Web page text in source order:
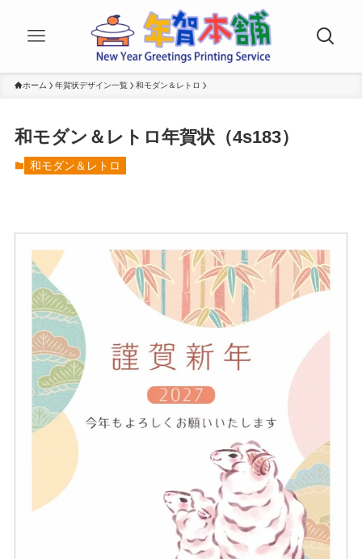
ホーム 年賀状デザイン一覧 和モダン＆レトロ
和モダン＆レトロ年賀状（4s183）
和モダン＆レトロ